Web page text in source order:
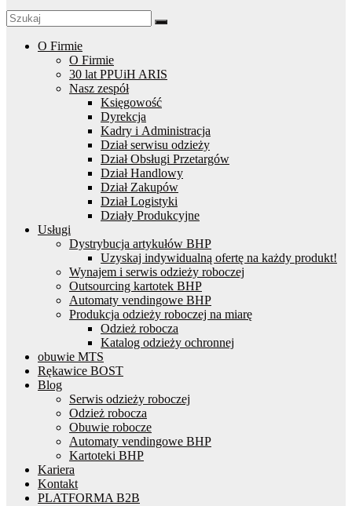
O Firmie
O Firmie
30 lat PPUiH ARIS
Nasz zespół
Księgowość
Dyrekcja
Kadry i Administracja
Dział serwisu odzieży
Dział Obsługi Przetargów
Dział Handlowy
Dział Zakupów
Dział Logistyki
Działy Produkcyjne
Usługi
Dystrybucja artykułów BHP
Uzyskaj indywidualną ofertę na każdy produkt!
Wynajem i serwis odzieży roboczej
Outsourcing kartotek BHP
Automaty vendingowe BHP
Produkcja odzieży roboczej na miarę
Odzież robocza
Katalog odzieży ochronnej
obuwie MTS
Rękawice BOST
Blog
Serwis odzieży roboczej
Odzież robocza
Obuwie robocze
Automaty vendingowe BHP
Kartoteki BHP
Kariera
Kontakt
PLATFORMA B2B